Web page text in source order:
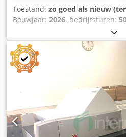
Toestand: zo goed als nieuw
Bouwjaar: 2026, bedrijfsturen:
, DROP AG
digitale
maximale zeefgrootte van 1200
dpi met PDF-vectoroptie – 12700
nm golflengte Dwjdsw T Sfkjpfx
met TILT-software Inline-optie,
handmatig worden beladen.
framesterkte tot 60 mm.